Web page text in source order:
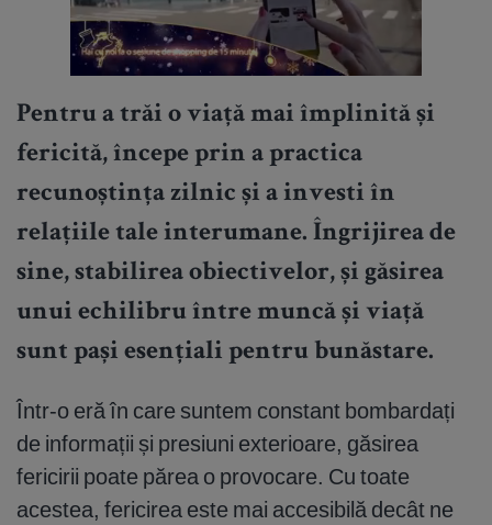
Pentru a trăi o viață mai împlinită și
fericită, începe prin a practica
recunoștința zilnic și a investi în
relațiile tale interumane. Îngrijirea de
sine, stabilirea obiectivelor, și găsirea
unui echilibru între muncă și viață
sunt pași esențiali pentru bunăstare.
Într-o eră în care suntem constant bombardați
de informații și presiuni exterioare, găsirea
fericirii poate părea o provocare. Cu toate
acestea, fericirea este mai accesibilă decât ne